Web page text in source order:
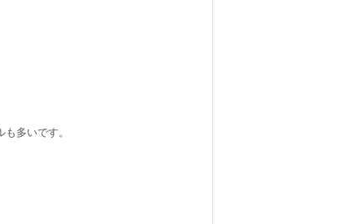
多いです。